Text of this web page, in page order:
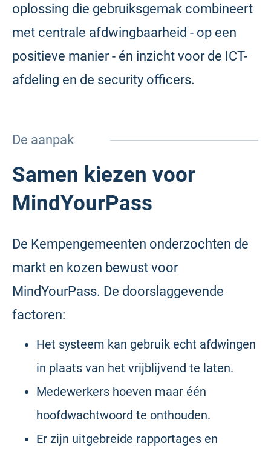
oplossing die gebruiksgemak combineert
met centrale afdwingbaarheid - op een
positieve manier - én inzicht voor de ICT-
afdeling en de security officers.
De aanpak
Samen kiezen voor
MindYourPass
De Kempengemeenten onderzochten de
markt en kozen bewust voor
MindYourPass. De doorslaggevende
factoren:
Het systeem kan gebruik echt afdwingen
in plaats van het vrijblijvend te laten.
Medewerkers hoeven maar één
hoofdwachtwoord te onthouden.
Er zijn uitgebreide rapportages en